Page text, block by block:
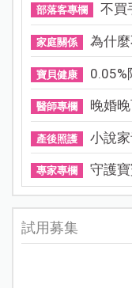
部落客專欄 不買
家庭關係 為什
寶貝健康 0.05%
醫師專欄 晚婚
產後照護 小說
專家專欄 守護
試用募集